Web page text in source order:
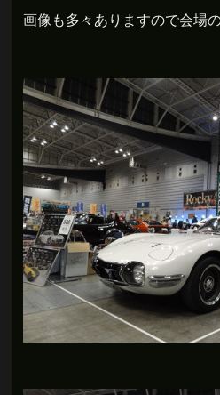
画像も多々ありますので会場